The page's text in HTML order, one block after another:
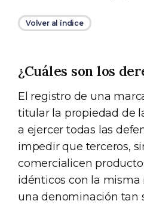
Volver al índice
¿Cuáles son los
El registro de una
titular la propiedad de
a ejercer todas las
impedir que terceros,
comercialicen
idénticos con la
una denominación tan